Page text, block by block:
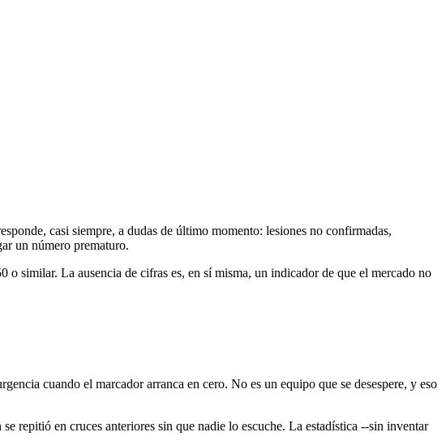
casi siempre, a dudas de último momento: lesiones no confirmadas,
un número prematuro.
o similar. La ausencia de cifras es, en sí misma, un indicador de que el mercado no
cuando el marcador arranca en cero. No es un equipo que se desespere, y eso
repitió en cruces anteriores sin que nadie lo escuche. La estadística --sin inventar